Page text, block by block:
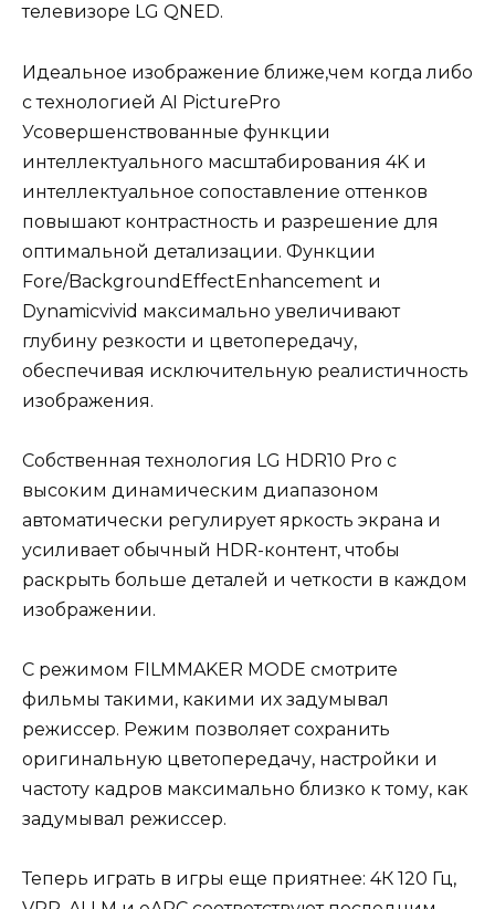
телевизоре LG QNED.
Идеальное изображение ближе,чем когда либо
с технологией AI PicturePro
Усовершенствованные функции
интеллектуального масштабирования 4K и
интеллектуальное сопоставление оттенков
повышают контрастность и разрешение для
оптимальной детализации. Функции
Fore/BackgroundEffectEnhancement и
Dynamicvivid максимально увеличивают
глубину резкости и цветопередачу,
обеспечивая исключительную реалистичность
изображения.
Собственная технология LG HDR10 Pro с
высоким динамическим диапазоном
автоматически регулирует яркость экрана и
усиливает обычный HDR-контент, чтобы
раскрыть больше деталей и четкости в каждом
изображении.
C режимом FILMMAKER MODE смотрите
фильмы такими, какими их задумывал
режиссер. Режим позволяет сохранить
оригинальную цветопередачу, настройки и
частоту кадров максимально близко к тому, как
задумывал режиссер.
Теперь играть в игры еще приятнее: 4К 120 Гц,